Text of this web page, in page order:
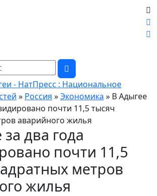
- НатПресс : Национальное
» Россия »Экономика » В Адыгее
почти 11,5 тысяч
аварийного жилья
два года
почти 11,5
метров
жилья